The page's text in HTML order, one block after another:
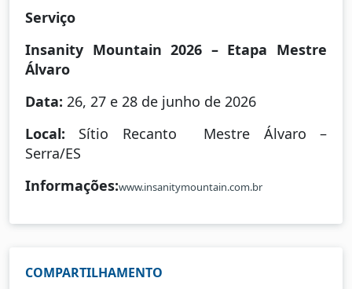
Serviço
Insanity Mountain 2026 – Etapa Mestre
Álvaro
Data: 26, 27 e 28 de junho de 2026
Local: Sítio Recanto Mestre Álvaro –
Serra/ES
Informações:www.insanitymountain.com.br
COMPARTILHAMENTO